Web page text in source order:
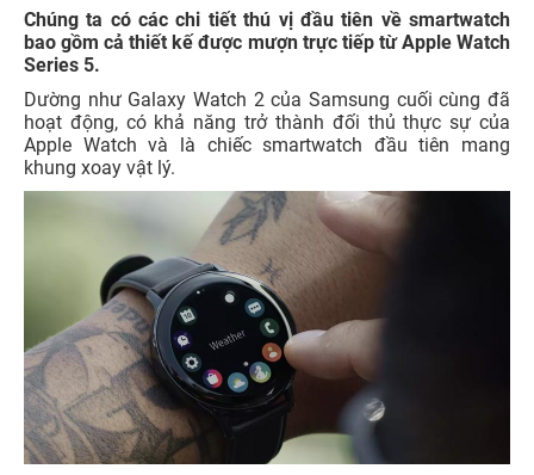
Chúng ta có các chi tiết thú vị đầu tiên về smartwatch
bao gồm cả thiết kế được mượn trực tiếp từ Apple Watch
Series 5.
Dường như Galaxy Watch 2 của Samsung cuối cùng đã
hoạt động, có khả năng trở thành đối thủ thực sự của
Apple Watch và là chiếc smartwatch đầu tiên mang
khung xoay vật lý.